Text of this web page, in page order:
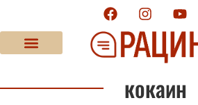
кокаин